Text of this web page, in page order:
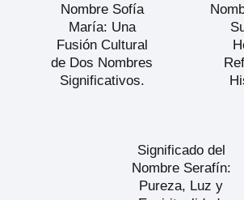
Nombre Sofía
María: Una
Fusión Cultural
de Dos Nombres
Significativos.
Significado del
Nombre Serafín:
Pureza, Luz y